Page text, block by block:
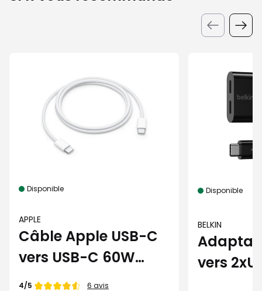
Disponible
APPLE
Câble Apple USB-C
vers USB-C 60W
(1m)
Note de
4/5 6 avis
Disponible
BELKIN
vers